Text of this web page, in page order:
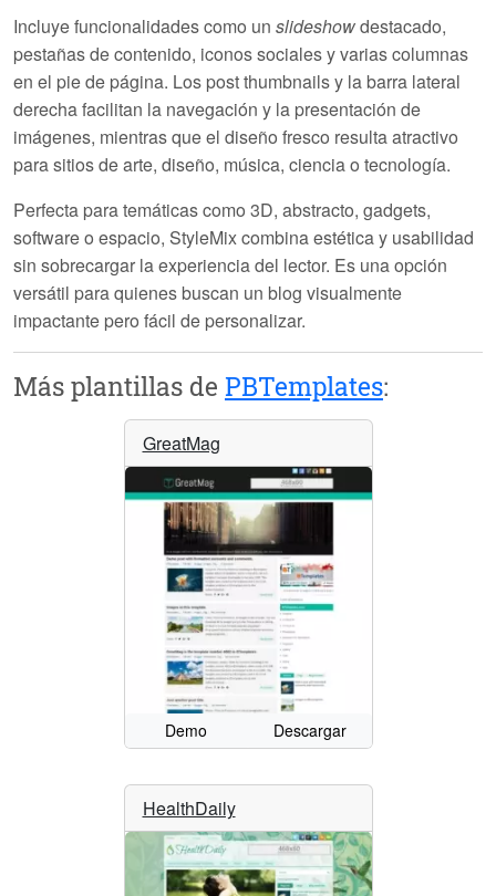
Incluye funcionalidades como un slideshowdestacado,
pestañas de contenido, iconos sociales y varias columnas
en el pie de página. Los post thumbnailsy la barra lateral
derecha facilitan la navegación y la presentación de
imágenes, mientras que el diseño fresco resulta atractivo
para sitios de arte, diseño, música, ciencia o tecnología.
Perfecta para temáticas como 3D, abstracto, gadgets,
software o espacio, StyleMixcombina estética y usabilidad
sin sobrecargar la experiencia del lector. Es una opción
versátil para quienes buscan un blog visualmente
impactante pero fácil de personalizar.
Más plantillas de PBTemplates:
GreatMag
Demo Descargar
HealthDaily